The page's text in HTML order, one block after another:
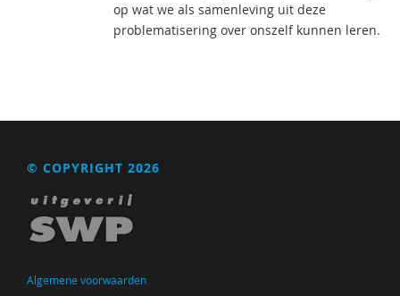
op wat we als samenleving uit deze
problematisering over onszelf kunnen leren.
© COPYRIGHT 2026
Algemene voorwaarden